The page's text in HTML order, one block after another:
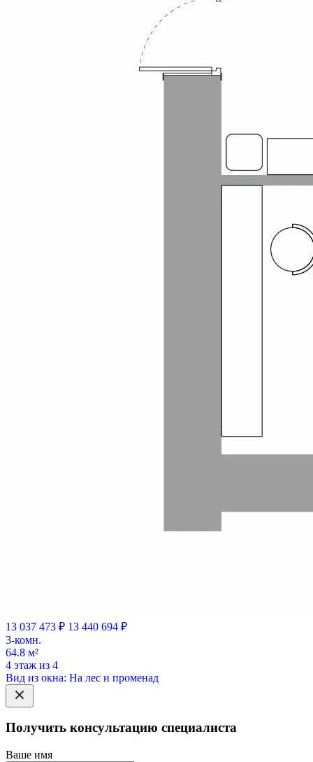
13 037 473 ₽ 13 440 694 ₽
3-комн.
64.8 м²
4 этаж из 4
Вид из окна: На лес и променад
Получить консультацию специалиста
Ваше имя